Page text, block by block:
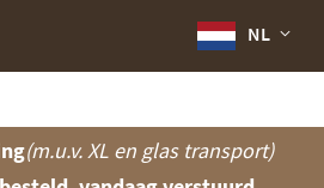
NL
(m.u.v. XL en glas transport)